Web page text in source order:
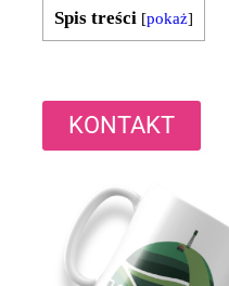
Spis treści [pokaż]
KONTAKT